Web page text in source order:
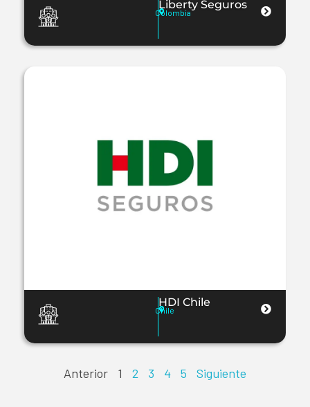
Liberty Seguros
Colombia
HDI Chile
Chile
Anterior 1 2 3 4 5 Siguiente